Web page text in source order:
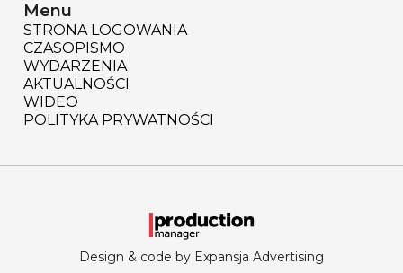
Menu
STRONA LOGOWANIA
CZASOPISMO
WYDARZENIA
AKTUALNOŚCI
WIDEO
POLITYKA PRYWATNOŚCI
Design & code by Expansja Advertising